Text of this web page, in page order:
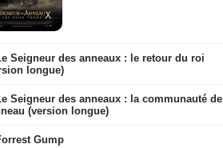
Seigneur des anneaux : le retour du roi
longue)
Seigneur des anneaux : la communauté de
(version longue)
Gump